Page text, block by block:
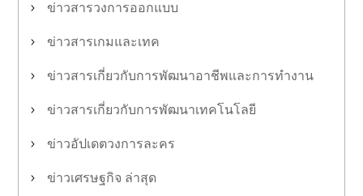
ข่าวสารวงการออกแบบ
ข่าวสารเกมและเทค
ข่าวสารเกี่ยวกับการพัฒนาอาชีพและการทำงาน
ข่าวสารเกี่ยวกับการพัฒนาเทคโนโลยี
ข่าวอัปเดตวงการละคร
ข่าวเศรษฐกิจ ล่าสุด